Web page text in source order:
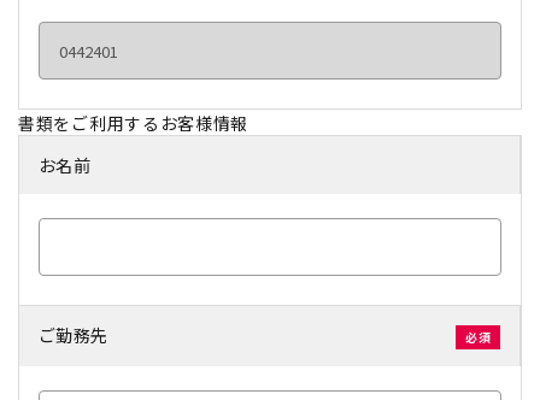
書類をご利用するお客様情報
お名前
ご勤務先